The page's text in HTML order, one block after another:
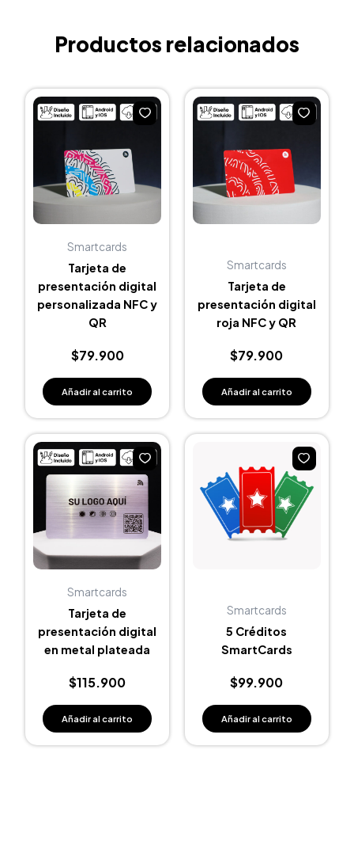
cantidadProductos relacionados
Smartcards
Tarjeta de
presentación digital
personalizada NFC y
QR
$79.900
Añadir al carrito
Smartcards
Tarjeta de
presentación digital
roja NFC y QR
$79.900
Añadir al carrito
Smartcards
Tarjeta de
presentación digital
en metal plateada
$115.900
Añadir al carrito
Smartcards
5 Créditos
SmartCards
$99.900
Añadir al carrito